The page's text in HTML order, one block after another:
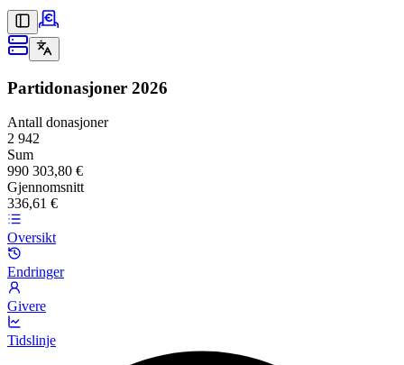
Partidonasjoner 2026
Antall donasjoner
2 942
Sum
990 303,80 €
Gjennomsnitt
336,61 €
Oversikt
Endringer
Givere
Tidslinje